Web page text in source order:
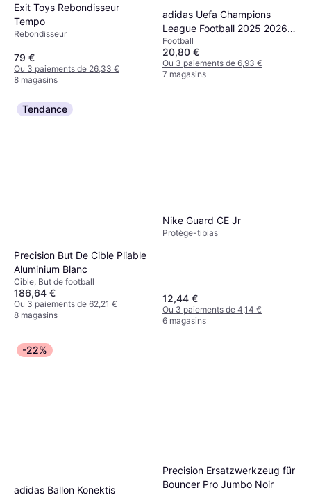
Exit Toys Rebondisseur
Tempo
Rebondisseur
79 €
Ou 3 paiements de 26,33 €
8 magasins
adidas Uefa Champions
League Football 2025 2026
Blanc Rouge
Football
20,80 €
Ou 3 paiements de 6,93 €
7 magasins
Tendance
Precision But De Cible Pliable
Aluminium Blanc
Cible, But de football
186,64 €
Ou 3 paiements de 62,21 €
8 magasins
Nike Guard CE Jr
Protège-tibias
12,44 €
Ou 3 paiements de 4,14 €
6 magasins
-22%
adidas Ballon Konektis
Precision Ersatzwerkzeug für
Bouncer Pro Jumbo Noir